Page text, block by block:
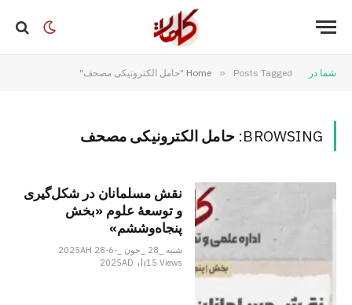
شما در Home » Posts Tagged "حامل الکترونیکی مصحف"
BROWSING: حامل الکترونیکی مصحف
نقش مسلمانان در شکل‌گیری
و توسعۀ علوم «بخش
پنجاه‌وششم»
شنبه _28 _جون _2025AH 28-6-
2025AD
15Views